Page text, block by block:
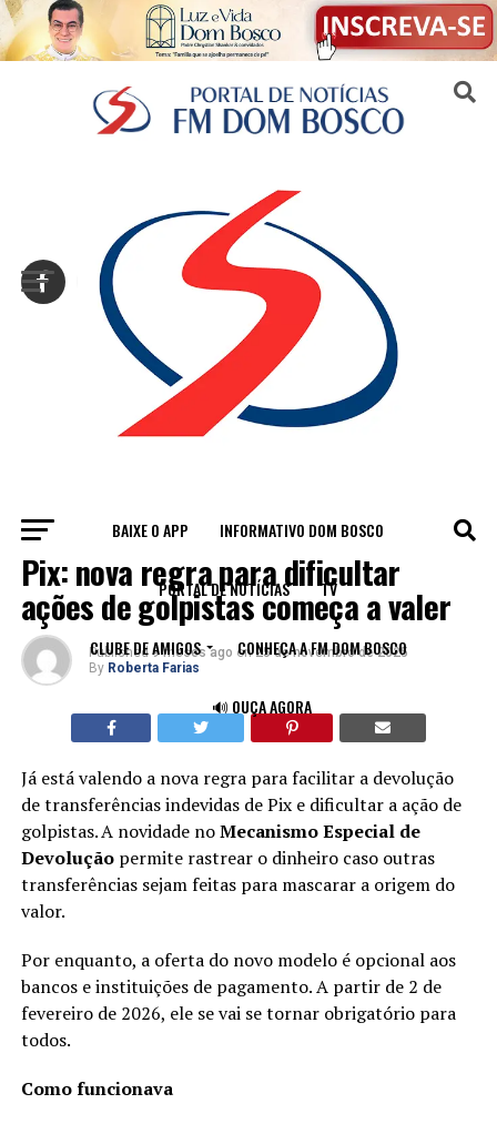
BAIXE O APP INFORMATIVO DOM BOSCO
PORTAL DE NOTÍCIAS TV
CLUBE DE AMIGOS CONHEÇA A FM DOM BOSCO
🔊 OUÇA AGORA
BRASIL
Pix: nova regra para dificultar
ações de golpistas começa a valer
Published 9 meses ago on 25 de novembro de 2025
By Roberta Farias
Já está valendo a nova regra para facilitar a devolução
de transferências indevidas de Pix e dificultar a ação de
golpistas.A novidade noMecanismo Especial de
Devoluçãopermite rastrear o dinheiro caso outras
transferências sejam feitas para mascarar a origem do
valor.
Por enquanto, a oferta do novo modelo é opcional aos
bancos e instituições de pagamento. A partir de 2 de
fevereiro de 2026, ele se vai se tornar obrigatório para
todos.
Como funcionava
Sair da versão mobile